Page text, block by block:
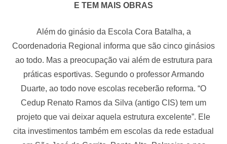
E TEM MAIS OBRAS
Além do ginásio da Escola Cora Batalha, a
Coordenadoria Regional informa que são cinco ginásios
ao todo. Mas a preocupação vai além de estrutura para
práticas esportivas. Segundo o professor Armando
Duarte, ao todo nove escolas receberão reforma. “O
Cedup Renato Ramos da Silva (antigo CIS) tem um
projeto que vai deixar aquela estrutura excelente”. Ele
cita investimentos também em escolas da rede estadual